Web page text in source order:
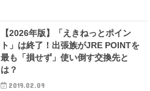
【2026年版】「えきねっとポイン
ト」は終了！出張族がJRE POINTを
最も「損せず」使い倒す交換先と
は？
2019.02.09